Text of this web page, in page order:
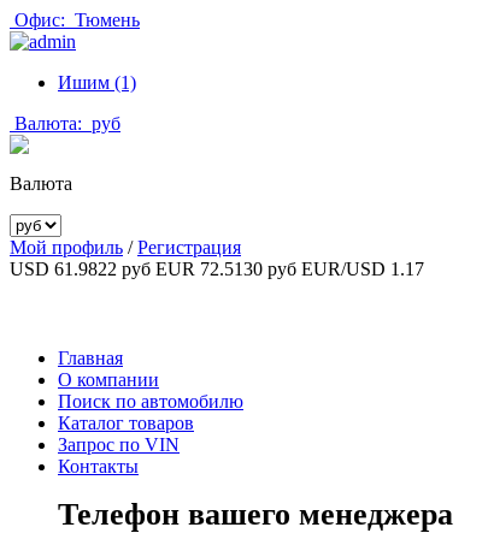
Офис: Тюмень
Ишим (1)
Валюта: руб
Валюта
Мой профиль /Регистрация
USD 61.9822 руб EUR 72.5130 руб EUR/USD 1.17
Главная
О компании
Поиск по автомобилю
Каталог товаров
Запрос по VIN
Контакты
Телефон вашего менеджера